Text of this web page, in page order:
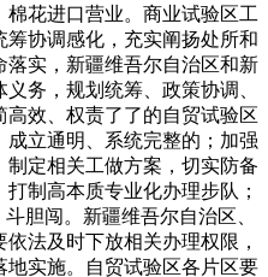
花进口营业。商业试验区工
协调感化，充实阐扬处所和
实，新疆维吾尔自治区和新
务，规划统筹、政策协调、
效、权责了了的自贸试验区
立通明、系统完整的；加强
定相关工做方案，切实防备
制高本质专业化办理步队；
胆闯。新疆维吾尔自治区、
法及时下放相关办理权限，
实施。自贸试验区各片区要